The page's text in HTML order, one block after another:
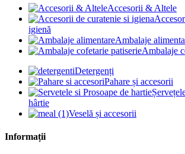
Accesorii & Altele
igienă
Ambalaje
Ambalaje
Detergenți
Pahare și accesorii
hârtie
Veselă și accesorii
Informații